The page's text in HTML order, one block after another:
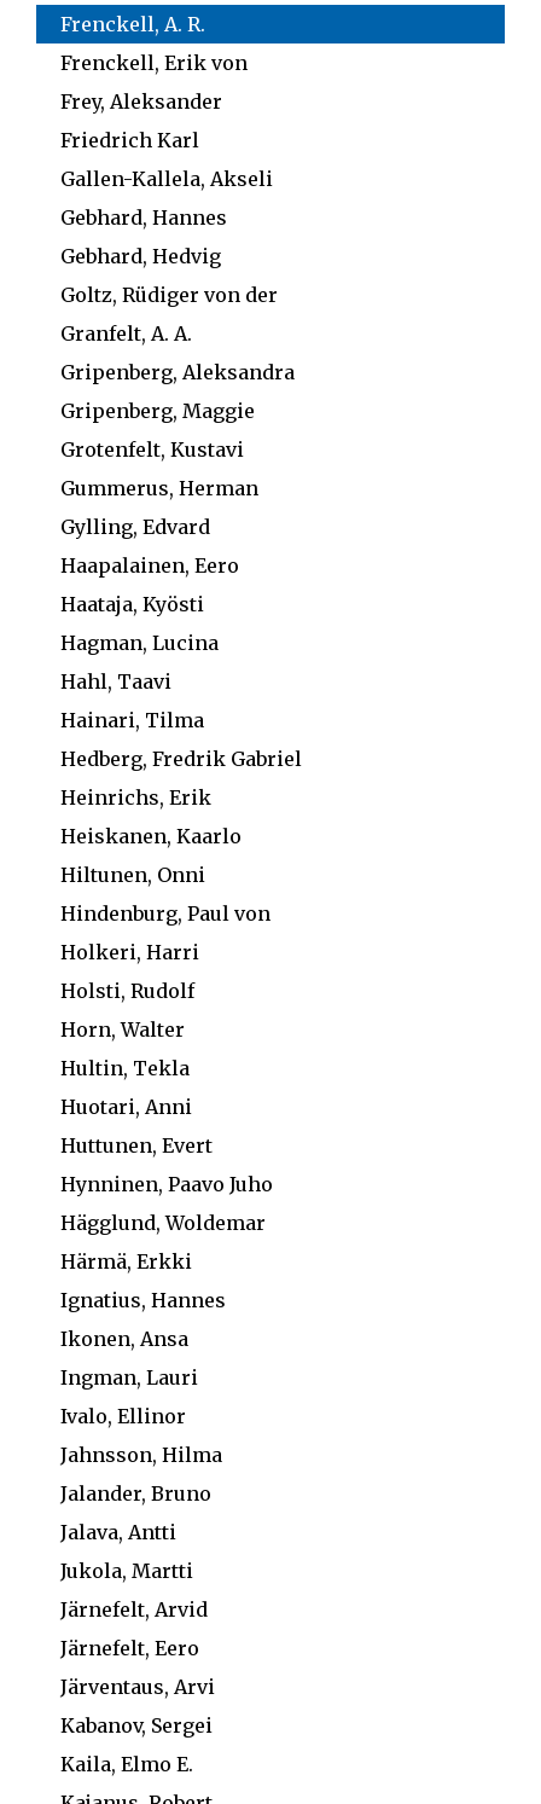
Frenckell, A. R.
Frenckell, Erik von
Frey, Aleksander
Friedrich Karl
Gallen-Kallela, Akseli
Gebhard, Hannes
Gebhard, Hedvig
Goltz, Rüdiger von der
Granfelt, A. A.
Gripenberg, Aleksandra
Gripenberg, Maggie
Grotenfelt, Kustavi
Gummerus, Herman
Gylling, Edvard
Haapalainen, Eero
Haataja, Kyösti
Hagman, Lucina
Hahl, Taavi
Hainari, Tilma
Hedberg, Fredrik Gabriel
Heinrichs, Erik
Heiskanen, Kaarlo
Hiltunen, Onni
Hindenburg, Paul von
Holkeri, Harri
Holsti, Rudolf
Horn, Walter
Hultin, Tekla
Huotari, Anni
Huttunen, Evert
Hynninen, Paavo Juho
Hägglund, Woldemar
Härmä, Erkki
Ignatius, Hannes
Ikonen, Ansa
Ingman, Lauri
Ivalo, Ellinor
Jahnsson, Hilma
Jalander, Bruno
Jalava, Antti
Jukola, Martti
Järnefelt, Arvid
Järnefelt, Eero
Järventaus, Arvi
Kabanov, Sergei
Kaila, Elmo E.